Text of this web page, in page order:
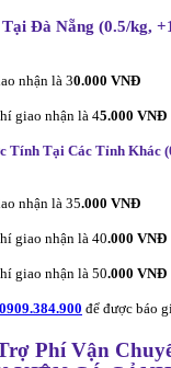
Đà Nẵng (0.5/kg,
nhận là 30.000 VNĐ
giao nhận là 45.000 VNĐ
Tính Tại Các Tỉnh Khác
nhận là 35.000 VNĐ
giao nhận là 40.000 VNĐ
giao nhận là 50.000 VNĐ
0909.384.900 để được báo
Phí Vận